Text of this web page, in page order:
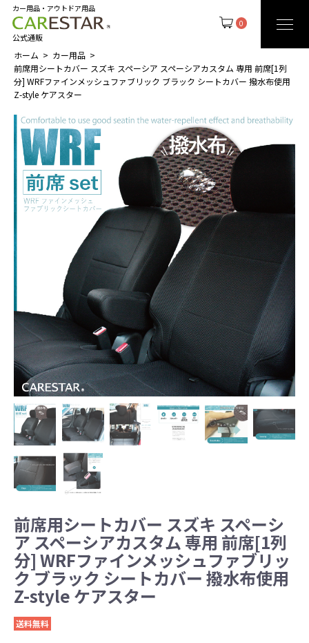
0
カー用品・アウトドア用品
公式通販
ホーム
カー用品
前席用シートカバー スズキ スペーシア スペーシアカスタム 専用 前席[1列
分] WRFファインメッシュファブリック ブラック シートカバー 撥水布使用
Z-style ケアスター
前席用シートカバー スズキ スペーシ
ア スペーシアカスタム 専用 前席[1列
分] WRFファインメッシュファブリッ
ク ブラック シートカバー 撥水布使用
Z-style ケアスター
送料無料